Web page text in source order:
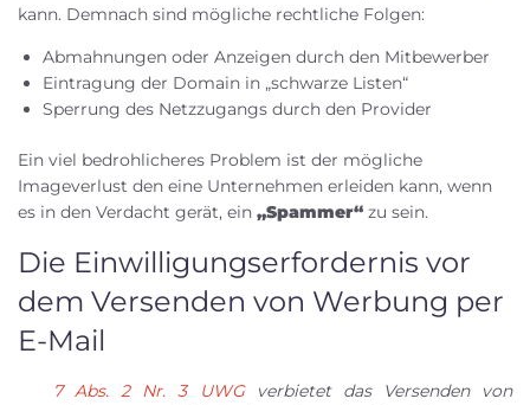
kann. Demnach sind mögliche rechtliche Folgen:
Abmahnungen oder Anzeigen durch den Mitbewerber
Eintragung der Domain in „schwarze Listen“
Sperrung des Netzzugangs durch den Provider
Ein viel bedrohlicheres Problem ist der mögliche
Imageverlust den eine Unternehmen erleiden kann, wenn
es in den Verdacht gerät, ein „Spammer“ zu sein.
Die Einwilligungserfordernis vor
dem Versenden von Werbung per
E-Mail
7 Abs. 2 Nr. 3 UWGverbietet das Versenden von